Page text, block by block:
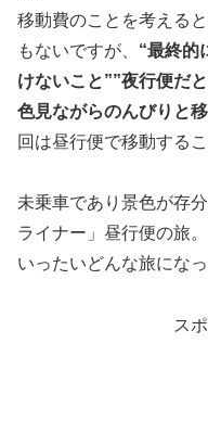
移動費のことを考える
もないですが、 “最終的
けないこと””夜行便だ
色見ながらのんびりと
回は昼行便で移動する
未乗車であり景色が存
ライナー」昼行便の旅。
いったいどんな旅にな
ス